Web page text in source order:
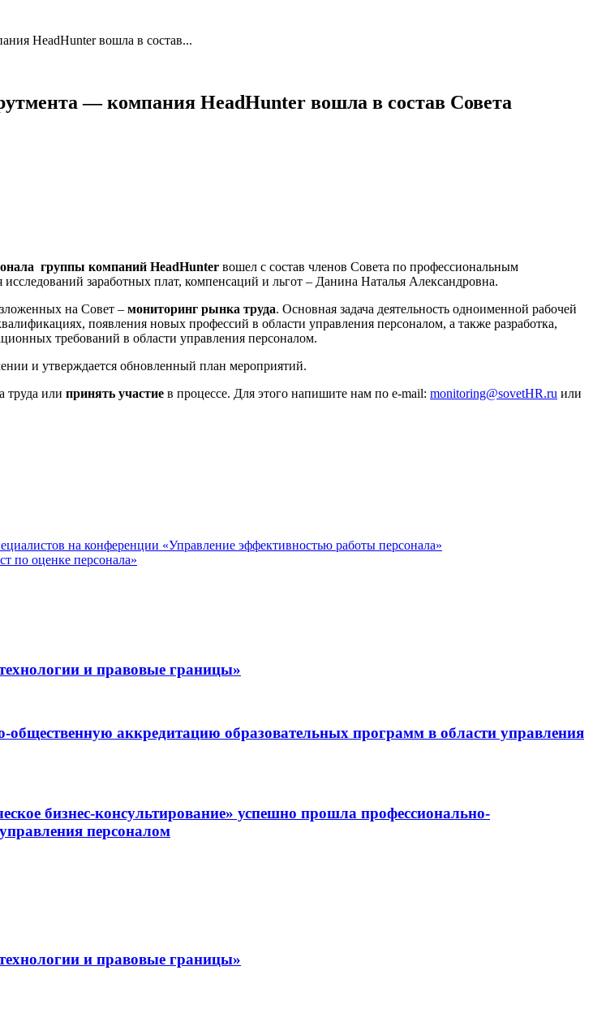
HeadHunter вошла в состав...
— компания HeadHunter вошла в состав Совета
группы компаний HeadHunter вошел с состав членов Совета по профессиональным
заработных плат, компенсаций и льгот – Данина Наталья Александровна.
на Совет – мониторинг рынка труда. Основная задача деятельность одноименной рабочей
появления новых профессий в области управления персоналом, а также разработка,
требований в области управления персоналом.
и утверждается обновленный план мероприятий.
труда или принять участие в процессе. Для этого напишите нам по e-mail: monitoring@sovetHR.ru или
на конференции «Управление эффективностью работы персонала»
по оценке персонала»
и правовые границы»
аккредитацию образовательных программ в области управления
бизнес-консультирование» успешно прошла профессионально-
персоналом
и правовые границы»